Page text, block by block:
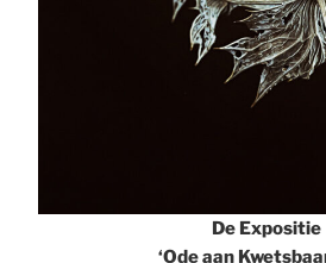
De Expositie
‘Ode aan